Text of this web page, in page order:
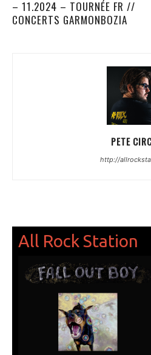
– 11.2024 – TOURNÉE FR //
CONCERTS GARMONBOZIA
PETE
http://